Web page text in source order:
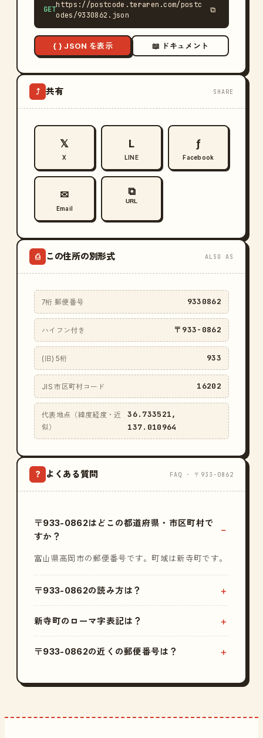
GET
https://postcode.teraren.com/postc
odes/9330862.json
⧉
{ } JSON を表示 📖 ドキュメント
⤴ 共有 SHARE
𝕏
X
L
LINE
ƒ
Facebook
✉
Email
⧉
URL
⎙ この住所の別形式 ALSO AS
7桁 郵便番号 9330862
ハイフン付き 〒933-0862
(旧) 5桁 933
JIS 市区町村コード 16202
代表地点（緯度経度・近
似）
36.733521,
137.010964
? よくある質問 FAQ · 〒933-0862
〒933-0862はどこの都道府県・市区町村で
すか？
富山県高岡市の郵便番号です。町域は新寺町です。
〒933-0862の読み方は？
新寺町のローマ字表記は？
〒933-0862の近くの郵便番号は？